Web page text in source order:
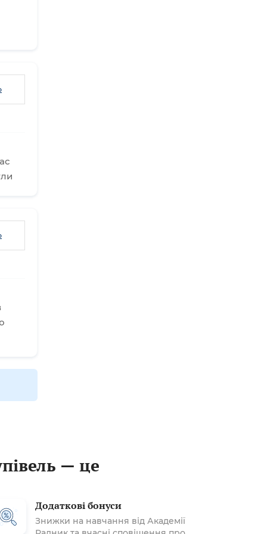
— це
Додаткові бонуси
Знижки на навчання від Академії